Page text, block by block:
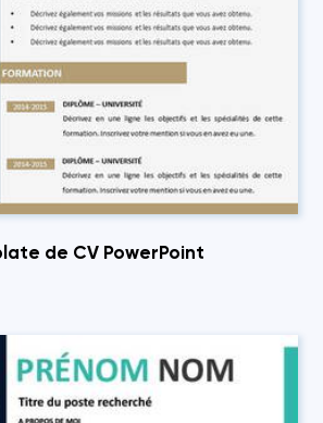
de CV PowerPoint